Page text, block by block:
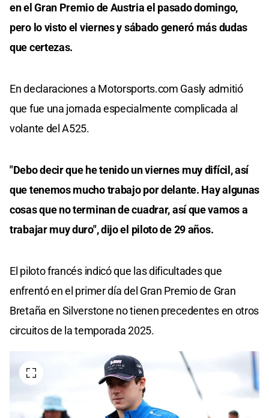
en el Gran Premio de Austria el pasado domingo,
pero lo visto el viernes y sábado generó más dudas
que certezas.
En declaraciones a Motorsports.com Gasly admitió
que fue una jornada especialmente complicada al
volante del A525.
"Debo decir que he tenido un viernes muy difícil, así
que tenemos mucho trabajo por delante. Hay algunas
cosas que no terminan de cuadrar, así que vamos a
trabajar muy duro", dijo el piloto de 29 años.
El piloto francés indicó que las dificultades que
enfrentó en el primer día del Gran Premio de Gran
Bretaña en Silverstone no tienen precedentes en otros
circuitos de la temporada 2025.